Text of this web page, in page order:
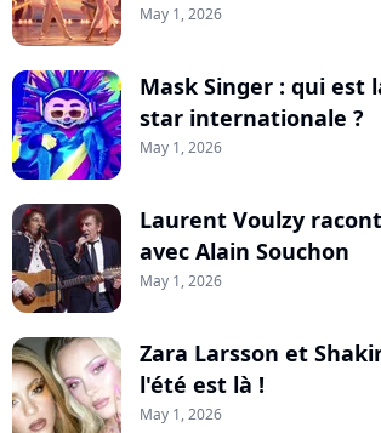
May 1, 2026
Mask Singer : qui est
star internationale ?
May 1, 2026
Laurent Voulzy
avec Alain Souchon
May 1, 2026
Zara Larsson et
l'été est là !
May 1, 2026